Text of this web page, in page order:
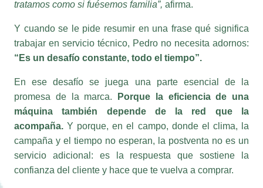
Y cuando se le pide resumir en una frase qué significa
trabajar en servicio técnico, Pedro no necesita adornos:
“Es un desafío constante, todo el tiempo”.
En ese desafío se juega una parte esencial de la
promesa de la marca. Porque la eficiencia de una
máquina también depende de la red que la
acompaña.Y porque, en el campo, donde el clima, la
campaña y el tiempo no esperan, la postventa no es un
servicio adicional: es la respuesta que sostiene la
confianza del cliente y hace que te vuelva a comprar.